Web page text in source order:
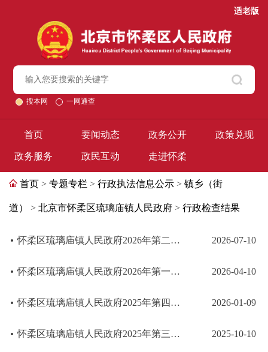
适老版
搜本网 一网通查
首页 要闻动态 政务公开 政策兑现
政务服务 政民互动 走进怀柔
首页 > 专题专栏 > 行政执法信息公示 > 镇乡（街
道） > 北京市怀柔区琉璃庙镇人民政府 > 行政检查结果
怀柔区琉璃庙镇人民政府2026年第二季度行政检查结果公示（含双随机） 2026-07-10
怀柔区琉璃庙镇人民政府2026年第一季度行政检查结果公示（含双随机） 2026-04-10
怀柔区琉璃庙镇人民政府2025年第四季度行政检查结果公示（含双随机） 2026-01-09
怀柔区琉璃庙镇人民政府2025年第三季度行政检查结果公示（含双随机） 2025-10-10